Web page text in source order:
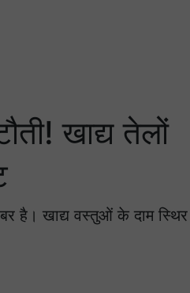
खाद्य तेलों
है। खाद्य वस्तुओं के दाम स्थिर